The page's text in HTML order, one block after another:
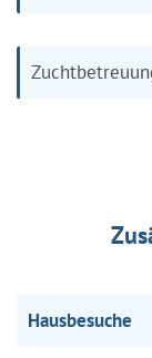
Hausbesuche